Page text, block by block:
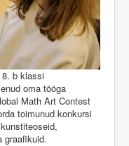
8. b klassi
oma tööga
Math Art Contest
toimunud konkursi
graafikuid.